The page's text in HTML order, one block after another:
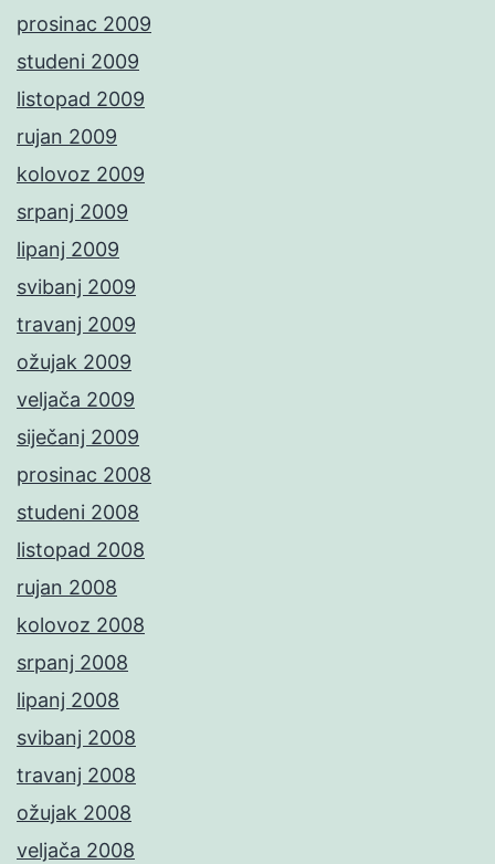
prosinac 2009
studeni 2009
listopad 2009
rujan 2009
kolovoz 2009
srpanj 2009
lipanj 2009
svibanj 2009
travanj 2009
ožujak 2009
veljača 2009
siječanj 2009
prosinac 2008
studeni 2008
listopad 2008
rujan 2008
kolovoz 2008
srpanj 2008
lipanj 2008
svibanj 2008
travanj 2008
ožujak 2008
veljača 2008